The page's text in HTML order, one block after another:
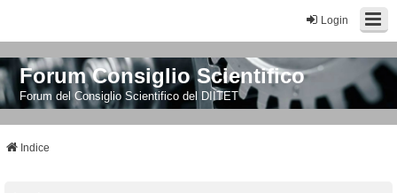
Login
Forum Consiglio Scientifico
Forum del Consiglio Scientifico del DIITET
Indice